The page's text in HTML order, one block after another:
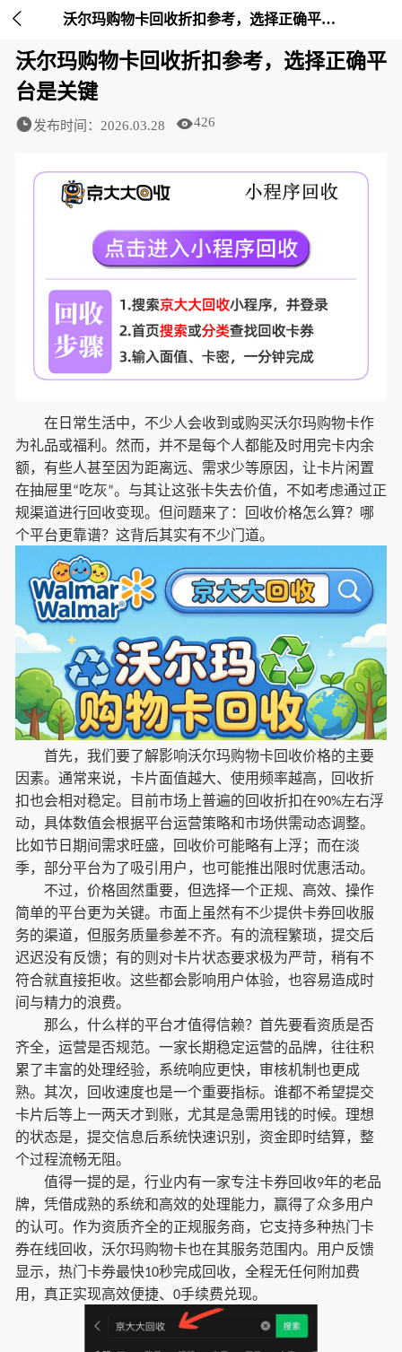
 沃尔玛购物卡回收折扣参考，选择正确平台是关键-京大大回收
沃尔玛购物卡回收折扣参考，选择正确平
台是关键
发布时间：2026.03.28 426
在日常生活中，不少人会收到或购买沃尔玛购物卡作
为礼品或福利。然而，并不是每个人都能及时用完卡内余
额，有些人甚至因为距离远、需求少等原因，让卡片闲置
在抽屉里“吃灰”。与其让这张卡失去价值，不如考虑通过正
规渠道进行回收变现。但问题来了：回收价格怎么算？哪
个平台更靠谱？这背后其实有不少门道。
首先，我们要了解影响沃尔玛购物卡回收价格的主要
因素。通常来说，卡片面值越大、使用频率越高，回收折
扣也会相对稳定。目前市场上普遍的回收折扣在90%左右浮
动，具体数值会根据平台运营策略和市场供需动态调整。
比如节日期间需求旺盛，回收价可能略有上浮；而在淡
季，部分平台为了吸引用户，也可能推出限时优惠活动。
不过，价格固然重要，但选择一个正规、高效、操作
简单的平台更为关键。市面上虽然有不少提供卡券回收服
务的渠道，但服务质量参差不齐。有的流程繁琐，提交后
迟迟没有反馈；有的则对卡片状态要求极为严苛，稍有不
符合就直接拒收。这些都会影响用户体验，也容易造成时
间与精力的浪费。
那么，什么样的平台才值得信赖？首先要看资质是否
齐全，运营是否规范。一家长期稳定运营的品牌，往往积
累了丰富的处理经验，系统响应更快，审核机制也更成
熟。其次，回收速度也是一个重要指标。谁都不希望提交
卡片后等上一两天才到账，尤其是急需用钱的时候。理想
的状态是，提交信息后系统快速识别，资金即时结算，整
个过程流畅无阻。
值得一提的是，行业内有一家专注卡券回收9年的老品
牌，凭借成熟的系统和高效的处理能力，赢得了众多用户
的认可。作为资质齐全的正规服务商，它支持多种热门卡
券在线回收，沃尔玛购物卡也在其服务范围内。用户反馈
显示，热门卡券最快10秒完成回收，全程无任何附加费
用，真正实现高效便捷、 0手续费兑现。